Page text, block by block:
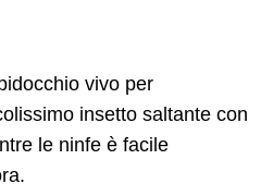
vivo per
insetto saltante con
le ninfe è facile